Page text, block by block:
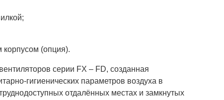
(опция).
серии FХ – FD, созданная
гигиенических параметров воздуха в
отдалённых местах и замкнутых